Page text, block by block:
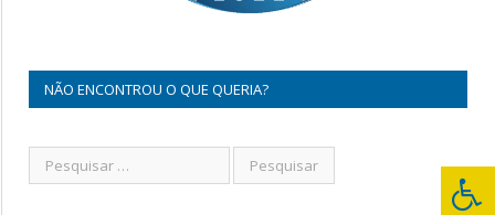
NÃO ENCONTROU O QUE QUERIA?